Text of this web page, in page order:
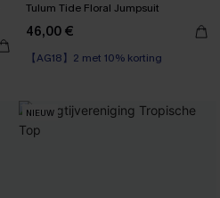
Tulum Tide Floral Jumpsuit
46,00 €
【AG18】2 met 10% korting
NIEUW